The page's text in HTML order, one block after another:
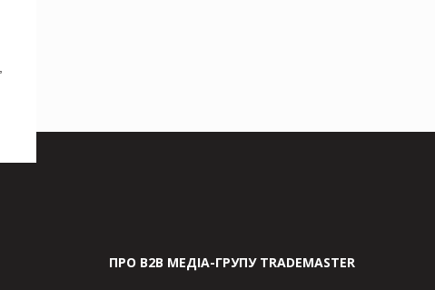
ПРО В2В МЕДІА-ГРУПУ TRADEMASTER